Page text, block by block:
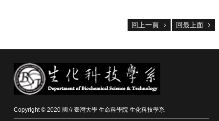
公
欄
學
簡
回上一頁 回最上面
Copyright © 2020 國立臺灣大學 生命科學院 生化科技學系